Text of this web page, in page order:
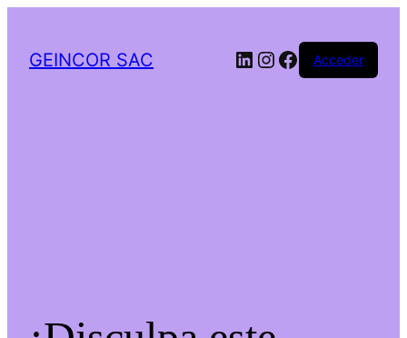
GEINCOR SAC LinkedIn
Instagram
Facebook
Acceder